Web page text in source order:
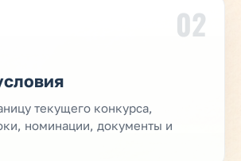
02
текущего конкурса,
номинации, документы и